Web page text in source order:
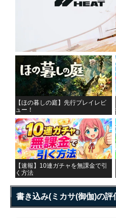
【ほの暮しの庭】先行プレイレビ
ュー！
【速報】10連ガチャを無課金で引
く方法
書き込み(ミカサ(御伽)の評